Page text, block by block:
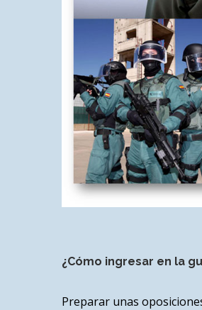
¿Cómo ingresar en la
Preparar unas